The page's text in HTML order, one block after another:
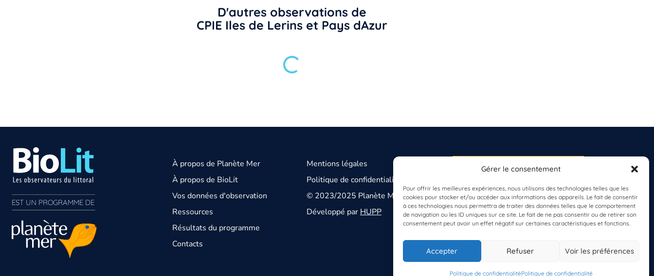
Gérer le consentement
Pour offrir les meilleures expériences, nous utilisons des technologies telles que les
cookies pour stocker et/ou accéder aux informations des appareils. Le fait de consentir
à ces technologies nous permettra de traiter des données telles que le comportement
de navigation ou les ID uniques sur ce site. Le fait de ne pas consentir ou de retirer son
consentement peut avoir un effet négatif sur certaines caractéristiques et fonctions.
Accepter Refuser Voir les préférences
Politique de confidentialitéPolitique de confidentialité
D'autres observations de
CPIE Iles de Lerins et Pays dAzur
EST UN PROGRAMME DE
À propos de Planète Mer
À propos de BioLit
Vos données d'observation
Ressources
Résultats du programme
Contacts
Mentions légales
Politique de confidentialité
© 2023/2025 Planète Mer
Développé parHUPP
S'INSCRIRE À LA
PLANÈTE MER